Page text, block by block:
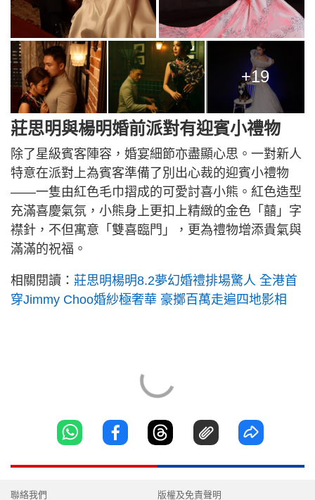
+19
莊思明與楊明婚前派對有迎賓小禮物
除了星級賓客陣容，婚宴細節亦盡顯心思。一對新人
特意在派對上為賓客準備了別出心裁的迎賓小禮物
——一隻由紅色毛巾摺成的可愛討喜小熊。紅色造型
充滿喜慶氣氛，小熊身上更扣上精緻的金色「囍」字
襟針，不但寓意「雙喜臨門」，更為禮物增添貴氣與
滿滿的祝福。
相關閱讀： 莊思明楊明8.2夢幻婚禮排場驚人 全港首
穿Jimmy Choo婚紗極奢華 豪擲百萬走遍四地影相
聯絡我們 版權及免責聲明